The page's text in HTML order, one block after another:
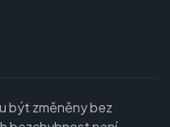
být změněny bez